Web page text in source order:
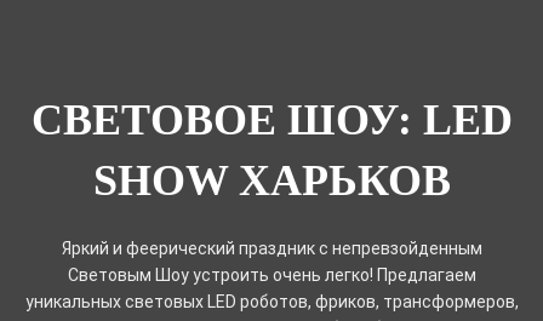
СВЕТОВОЕ ШОУ: LED
SHOW ХАРЬКОВ
Яркий и феерический праздник с непревзойденным
Световым Шоу устроить очень легко! Предлагаем
уникальных световых LED роботов, фриков, трансформеров,